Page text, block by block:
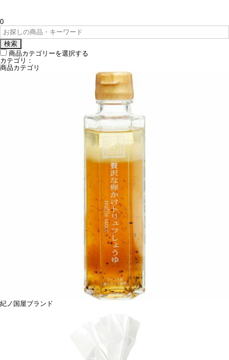
0
検索
商品カテゴリーを選択する
カテゴリ：
商品カテゴリ
紀ノ国屋ブランド